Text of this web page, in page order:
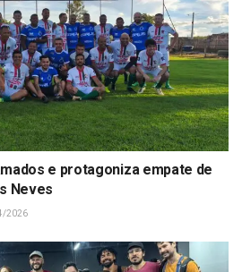
e protagoniza empate de
Neves
2026